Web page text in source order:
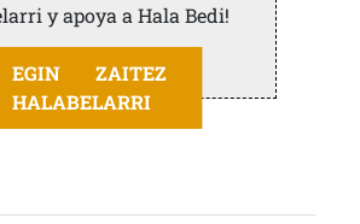
y apoya a Hala Bedi!
EGIN ZAITEZ
HALABELARRI